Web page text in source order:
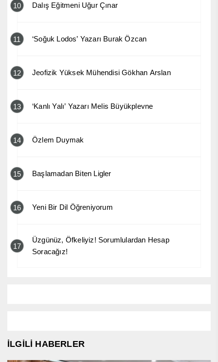
10 Dalış Eğitmeni Uğur Çınar
11 ‘Soğuk Lodos’ Yazarı Burak Özcan
12 Jeofizik Yüksek Mühendisi Gökhan Arslan
13 ‘Kanlı Yalı’ Yazarı Melis Büyükplevne
14 Özlem Duymak
15 Başlamadan Biten Ligler
16 Yeni Bir Dil Öğreniyorum
17
Üzgünüz, Öfkeliyiz! Sorumlulardan Hesap
Soracağız!
İLGİLİ HABERLER